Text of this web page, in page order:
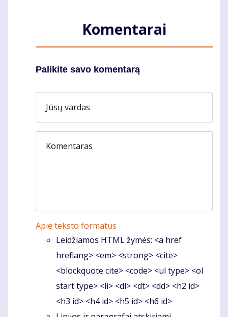
Komentarai
Palikite savo komentarą
Jūsų vardas
Komentaras
Apie teksto formatus
Leidžiamos HTML žymės: <a href
hreflang> <em> <strong> <cite>
<blockquote cite> <code> <ul type> <ol
start type> <li> <dl> <dt> <dd> <h2 id>
<h3 id> <h4 id> <h5 id> <h6 id>